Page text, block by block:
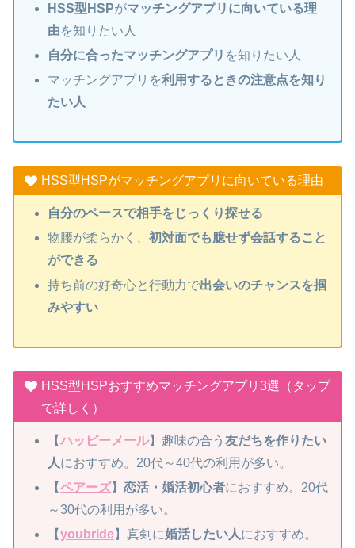
HSS型HSPがマッチングアプリに向いている理
由を知りたい人
自分に合ったマッチングアプリ を知りたい人
マッチングアプリを利用するときの注意点を知り
たい人
HSS型HSPがマッチングアプリに向いている理由
自分のペースで相手をじっくり探せる
物腰が柔らかく、 初対面でも臆せず会話すること
ができる
持ち前の好奇心と行動力で出会いのチャンスを掴
みやすい
HSS型HSPおすすめマッチングアプリ3選（タップ
で詳しく）
【ハッピーメール】趣味の合う 友だちを作りたい
人におすすめ。20代～40代の利用が多い。
【ペアーズ】 恋活・婚活初心者におすすめ。20代
～30代の利用が多い。
【youbride】真剣に婚活したい人におすすめ。